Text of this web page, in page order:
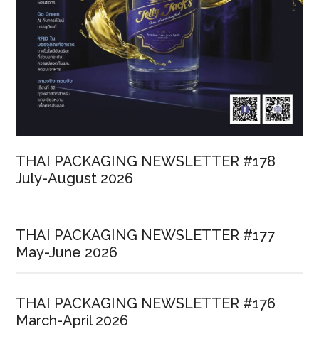
THAI PACKAGING NEWSLETTER #178
July-August 2026
THAI PACKAGING NEWSLETTER #177
May-June 2026
THAI PACKAGING NEWSLETTER #176
March-April 2026